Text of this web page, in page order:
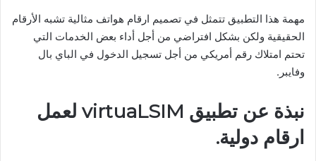
مهمة هذا التطبيق تتمثل في تصميم ارقام هواتف مثالية تشبه الأرقام
الحقيقية ولكن بشكل افتراضي من أجل أداء بعض الخدمات التي
تحتم امتلاك رقم أمريكي من أجل تسجيل الدخول في الباي بال
وفايبر .
نبذة عن تطبيق virtuaLSIM لعمل
ارقام دولية.